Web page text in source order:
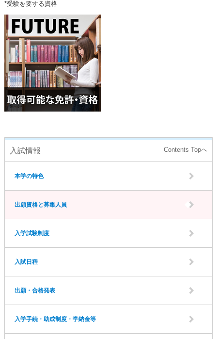
*受験を要する資格
入試情報
本学の特色
出願資格と募集人員
入学試験制度
入試日程
出願・合格発表
入学手続・助成制度・学納金等